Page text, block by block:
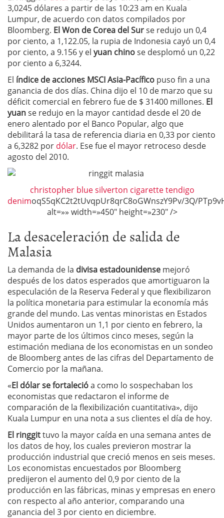
3,0245 dólares a partir de las 10:23 am en Kuala
Lumpur, de acuerdo con datos compilados por
Bloomberg. El Won de Corea del Surse redujo un 0,4
por ciento, a 1,122.05, la rupia de Indonesia cayó un 0,4
por ciento, a 9.156 y el yuan chinose desplomó un 0,22
por ciento a 6,3244.
El índice de acciones MSCI Asia-Pacífico puso fin a una
ganancia de dos días. China dijo el 10 de marzo que su
déficit comercial en febrero fue de $ 31400 millones. El
yuanse redujo en la mayor cantidad desde el 20 de
enero alentado por el Banco Popular, algo que
debilitará la tasa de referencia diaria en 0,33 por ciento
a 6,3282 por dólar. Ese fue el mayor retroceso desde
agosto del 2010.
christopher blue silverton cigarette tendigo
denim
La desaceleración de salida de
Malasia
La demanda de la divisa estadounidense mejoró
después de los datos esperados que amortiguaron la
especulación de la Reserva Federal y que flexibilizaron
la política monetaria para estimular la economía más
grande del mundo. Las ventas minoristas en Estados
Unidos aumentaron un 1,1 por ciento en febrero, la
mayor parte de los últimos cinco meses, según la
estimación mediana de los economistas en un sondeo
de Bloomberg antes de las cifras del Departamento de
Comercio por la mañana.
«El dólar se fortalecióa como lo sospechaban los
economistas que redactaron el informe de
comparación de la flexibilización cuantitativa», dijo
Kuala Lumpur en una nota a sus clientes el día de hoy.
El ringgittuvo la mayor caída en una semana antes de
los datos de hoy, los cuales previeron mostrar la
producción industrial que creció menos en seis meses.
Los economistas encuestados por Bloomberg
predijeron el aumento del 0,9 por ciento de la
producción en las fábricas, minas y empresas en enero
con respecto al año anterior, comparando una
ganancia del 3 por ciento en diciembre.